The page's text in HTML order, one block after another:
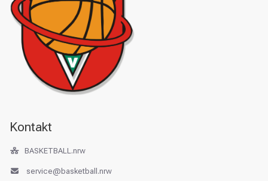
Kontakt
BASKETBALL.nrw
service@basketball.nrw